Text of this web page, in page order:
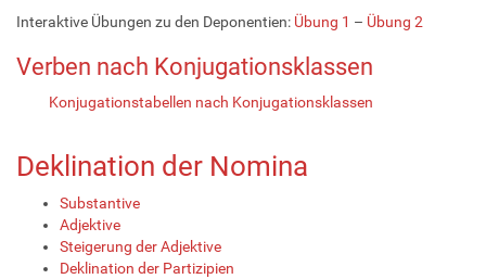
Interaktive Übungen zu den Deponentien: Übung 1 – Übung 2
Verben nach Konjugationsklassen
Konjugationstabellen nach Konjugationsklassen
Deklination der Nomina
Substantive
Adjektive
Steigerung der Adjektive
Deklination der Partizipien